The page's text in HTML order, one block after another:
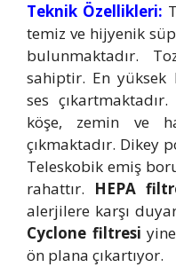
Teknik Özellikleri:
temiz ve hijyenik
bulunmaktadır.
sahiptir. En yüksek
ses
köşe, zemin ve
çıkmaktadır. Dikey
Teleskobik emiş
rahattır. HEPA
alerjilere karşı
Cyclone filtresi
ön plana çıkartıyor.